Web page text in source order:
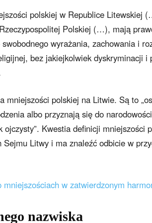
polskiej w Republice Litewskiej
Polskiej (…), mają
wyrażania, zachowania i
bez jakiejkolwiek dyskryminacji i
mniejszości polskiej na Litwie. Są to
albo przyznają się do
ojczysty”. Kwestia definicji mniejszości
Sejmu Litwy i ma znaleźć odbicie w
mniejszościach w zatwierdzonym
nazwiska